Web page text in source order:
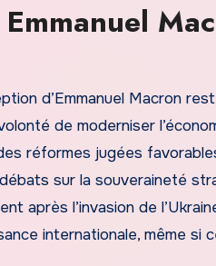
d’Emmanuel Macron
de moderniser
réformes jugées
sur la souveraineté
après l’invasion de
internationale, même